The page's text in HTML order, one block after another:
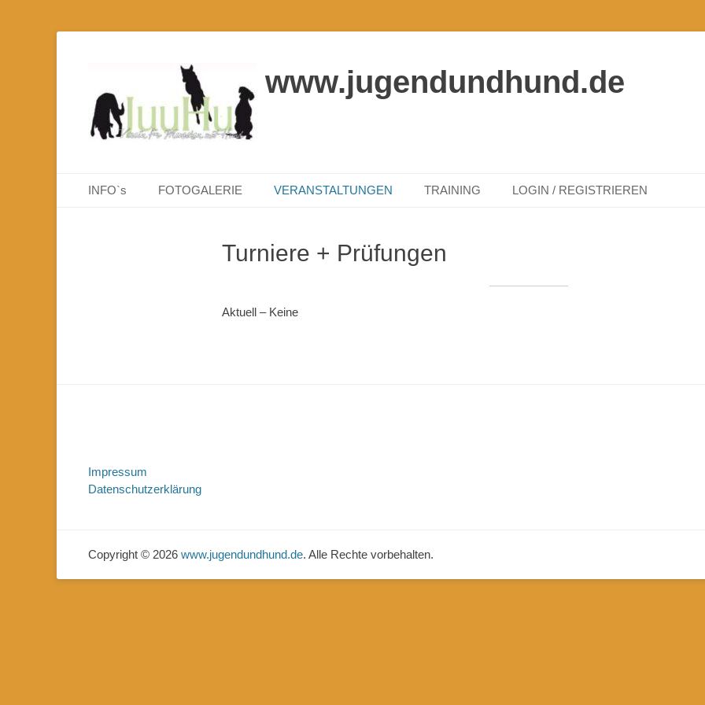
www.jugendundhund.de
Primäres Menü
Inhalt
INFO`s FOTOGALERIE VERANSTALTUNGEN TRAINING LOGIN / REGISTRIEREN
Turniere + Prüfungen
Aktuell – Keine
Impressum
Datenschutzerklärung
Copyright © 2026 www.jugendundhund.de. Alle Rechte vorbehalten.